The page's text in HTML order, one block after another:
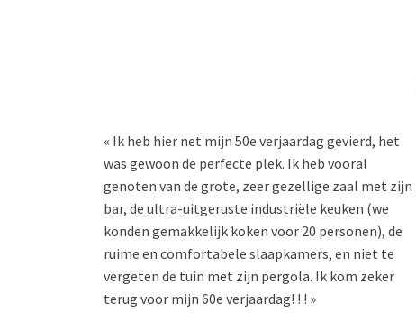
« Ik heb hier net mijn 50e verjaardag gevierd, het
was gewoon de perfecte plek. Ik heb vooral
genoten van de grote, zeer gezellige zaal met zijn
bar, de ultra-uitgeruste industriële keuken (we
konden gemakkelijk koken voor 20 personen), de
ruime en comfortabele slaapkamers, en niet te
vergeten de tuin met zijn pergola. Ik kom zeker
terug voor mijn 60e verjaardag! ! ! »